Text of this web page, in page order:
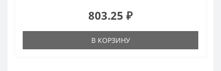
803.25 ₽
В КОРЗИНУ